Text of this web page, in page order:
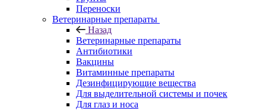
Переноски
Ветеринарные препараты
Назад
Ветеринарные препараты
Антибиотики
Вакцины
Витаминные препараты
Дезинфицирующие вещества
Для выделительной системы и почек
Для глаз и носа